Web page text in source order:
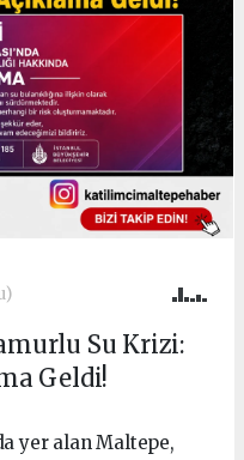
Su Krizi:
Geldi!
yer alan Maltepe,